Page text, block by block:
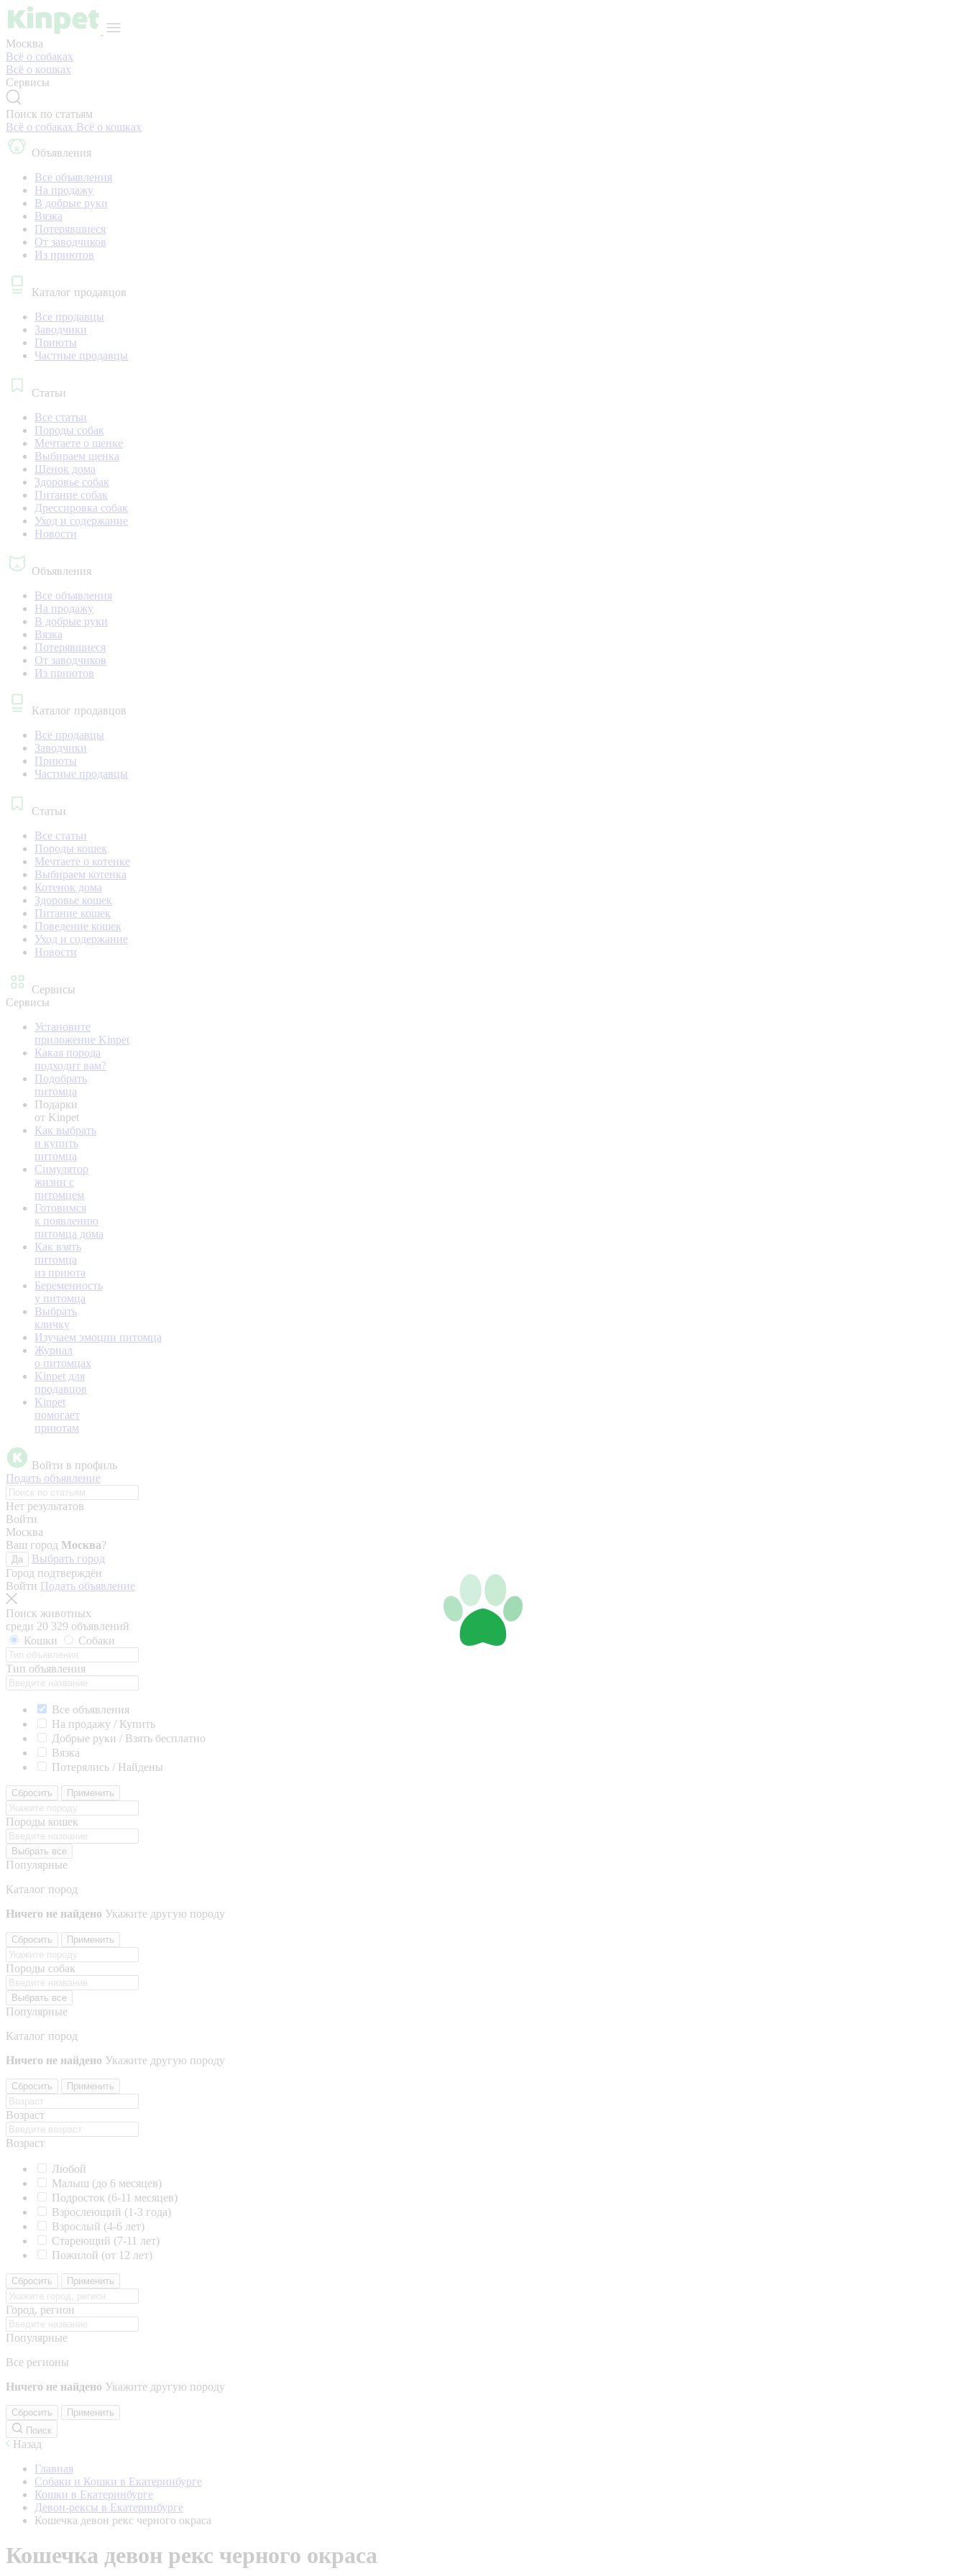
Москва
Всё о собаках
Всё о кошках
Сервисы
Поиск по статьям
Всё о собаках Всё о кошках
Объявления
Все объявления
На продажу
В добрые руки
Вязка
Потерявшиеся
От заводчиков
Из приютов
Каталог продавцов
Все продавцы
Заводчики
Приюты
Частные продавцы
Статьи
Все статьи
Породы собак
Мечтаете о щенке
Выбираем щенка
Щенок дома
Здоровье собак
Питание собак
Дрессировка собак
Уход и содержание
Новости
Объявления
Все объявления
На продажу
В добрые руки
Вязка
Потерявшиеся
От заводчиков
Из приютов
Каталог продавцов
Все продавцы
Заводчики
Приюты
Частные продавцы
Статьи
Все статьи
Породы кошек
Мечтаете о котенке
Выбираем котенка
Котенок дома
Здоровье кошек
Питание кошек
Поведение кошек
Уход и содержание
Новости
Сервисы
Сервисы
Установите
приложение Kinpet
Какая порода
подходит вам?
Подобрать
питомца
Подарки
от Kinpet
Как выбрать
и купить
питомца
Симулятор
жизни с
питомцем
Готовимся
к появлению
питомца дома
Как взять
питомца
из приюта
Беременность
у питомца
Выбрать
кличку
Изучаем эмоции питомца
Журнал
о питомцах
Kinpet для
продавцов
Kinpet
помогает
приютам
Войти в профиль
Подать объявление
Нет результатов
Войти
Москва
Ваш город Москва?
Да
Выбрать город
Город подтверждён
Войти Подать объявление
Поиск животных
среди 20 329 объявлений
Кошки
Собаки
Тип объявления
Все объявления
На продажу / Купить
Добрые руки / Взять бесплатно
Вязка
Потерялись / Найдены
Сбросить Применить
Породы кошек
Выбрать все
Популярные
Каталог пород
Ничего не найдено Укажите другую породу
Сбросить Применить
Породы собак
Выбрать все
Популярные
Каталог пород
Ничего не найдено Укажите другую породу
Сбросить Применить
Возраст
Возраст
Любой
Малыш (до 6 месяцев)
Подросток (6-11 месяцев)
Взрослеющий (1-3 года)
Взрослый (4-6 лет)
Стареющий (7-11 лет)
Пожилой (от 12 лет)
Сбросить Применить
Город, регион
Популярные
Все регионы
Ничего не найдено Укажите другую породу
Сбросить
Применить
Поиск
Назад
Главная
Собаки и Кошки в Екатеринбурге
Кошки в Екатеринбурге
Девон-рексы в Екатеринбурге
Кошечка девон рекс черного окраса
Кошечка девон рекс черного окраса